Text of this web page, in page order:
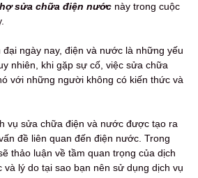
sửa chữa điện nước này trong cuộc
ngày nay, điện và nước là những yếu
nhiên, khi gặp sự cố, việc sửa chữa
với những người không có kiến thức và
vụ sửa chữa điện và nước được tạo ra
đề liên quan đến điện nước. Trong
thảo luận về tầm quan trọng của dịch
lý do tại sao bạn nên sử dụng dịch vụ